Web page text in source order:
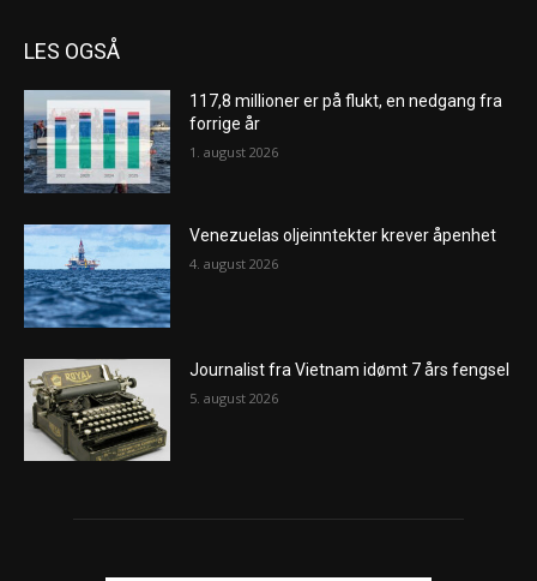
LES OGSÅ
117,8 millioner er på flukt, en nedgang fra
forrige år
1. august 2026
Venezuelas oljeinntekter krever åpenhet
4. august 2026
Journalist fra Vietnam idømt 7 års fengsel
5. august 2026